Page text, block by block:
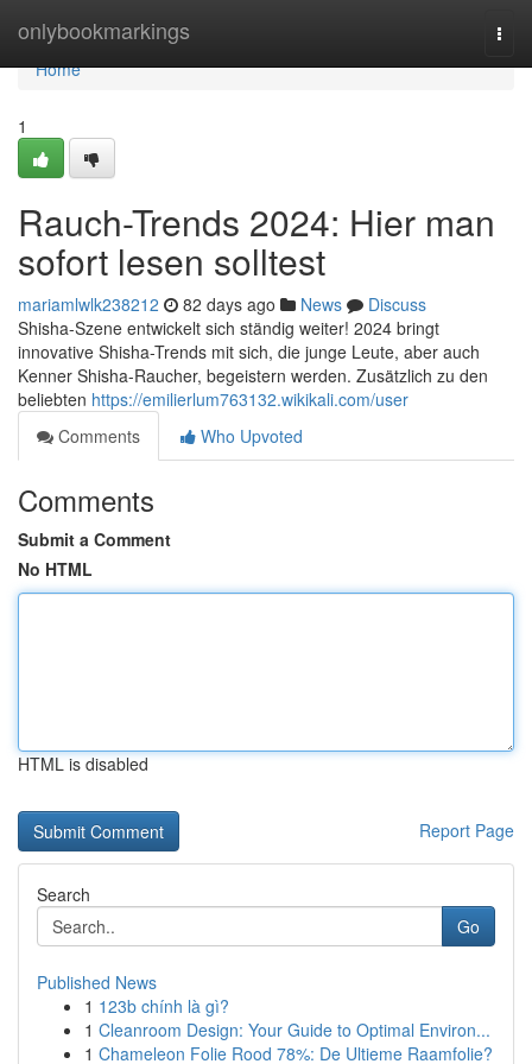
onlybookmarkings
Home
Home
1
Rauch-Trends 2024: Hier man
sofort lesen solltest
mariamlwlk238212 82 days ago News
Discuss
Shisha-Szene entwickelt sich ständig weiter! 2024 bringt
innovative Shisha-Trends mit sich, die junge Leute, aber auch
Kenner Shisha-Raucher, begeistern werden. Zusätzlich zu den
beliebten https://emilierlum763132.wikikali.com/user
Comments
Who Upvoted
Comments
Submit a Comment
No HTML
HTML is disabled
Report Page
Search
Go
Published News
1 123b chính là gì?
1 Cleanroom Design: Your Guide to Optimal Environ...
1 Chameleon Folie Rood 78%: De Ultieme Raamfolie?